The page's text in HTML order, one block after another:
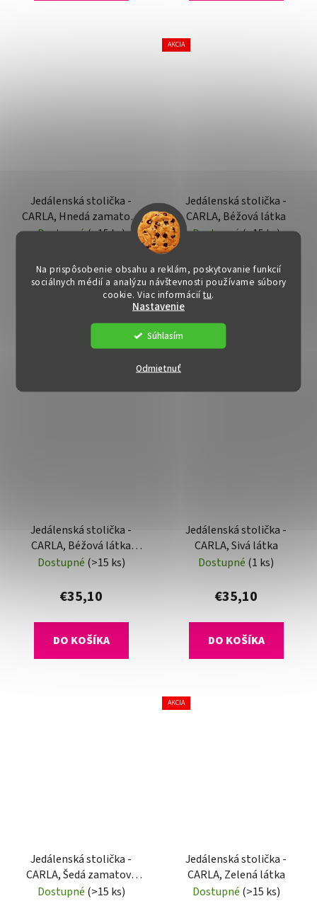
Na prispôsobenie obsahu a reklám, poskytovanie funkcií
sociálnych médií a analýzu návštevnosti používame súbory
cookie. Viac informáciítu.
Nastavenie
Odmietnuť
Súhlasím
Jedálenská stolička -
CARLA, Hnedá zamatová
látka
Dostupné(>15 ks)
€35,10
AKCIA
Jedálenská stolička -
CARLA, Béžová látka
Dostupné(>15 ks)
€30
Jedálenská stolička -
CARLA, Béžová látka
(imitácia kože)
Dostupné (>15 ks)
€35,10
DO KOŠÍKA
Jedálenská stolička -
CARLA, Sivá látka
Dostupné (1 ks)
€35,10
DO KOŠÍKA
Jedálenská stolička -
CARLA, Šedá zamatová
látka
Dostupné (>15 ks)
AKCIA
Jedálenská stolička -
CARLA, Zelená látka
Dostupné (>15 ks)